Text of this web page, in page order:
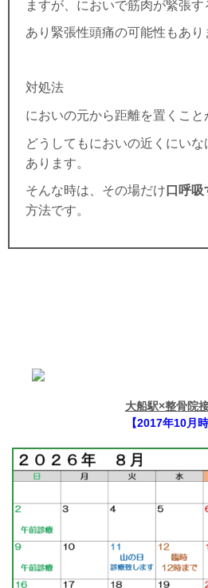
ますが、においで筋肉が緊張す
あり緊張性頭痛の可能性もあり
対処法
においの元から距離を置くこと
どうしてもにおいの近くにい
あります。
そんな時は、その場だけ 口呼吸
方法です。
大船駅×整骨院
【2017年10月時